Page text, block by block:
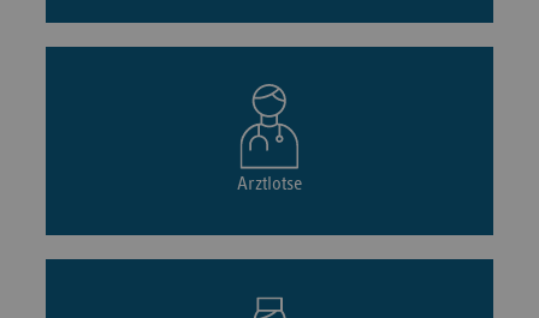
Arztlotse